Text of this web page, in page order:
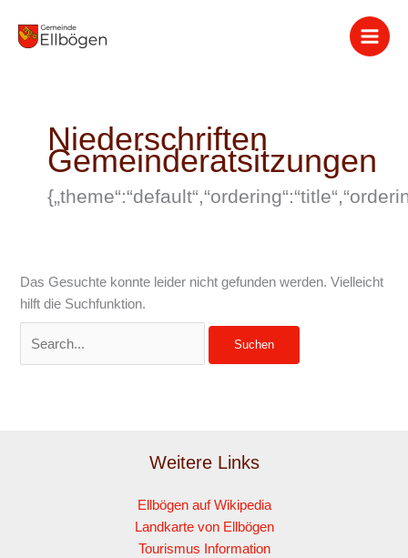
Inhalt
Niederschriften
Gemeinderatsitzungen
Das Gesuchte konnte leider nicht gefunden werden. Vielleicht
hilft die Suchfunktion.
nach:
Weitere Links
Ellbögen auf Wikipedia
Landkarte von Ellbögen
Tourismus Information